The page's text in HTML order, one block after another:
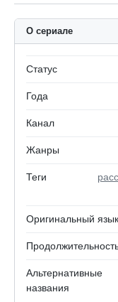
О сериале
Статус
Года
Канал
Жанры
Теги
Оригинальный язык
Альтернативные
названия